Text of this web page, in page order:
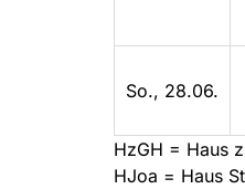
So., 28.06.
HzGH = Haus
HJoa = Haus